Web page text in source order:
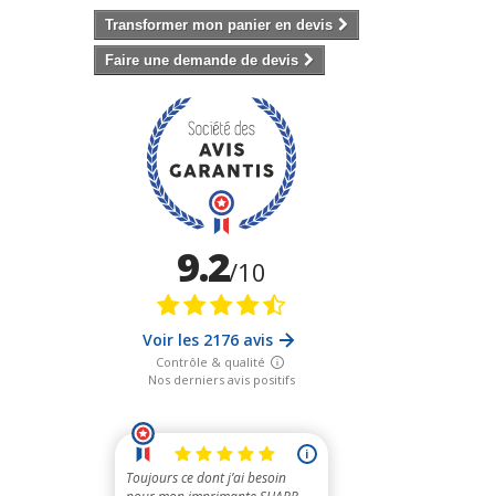
Transformer mon panier en devis
Faire une demande de devis